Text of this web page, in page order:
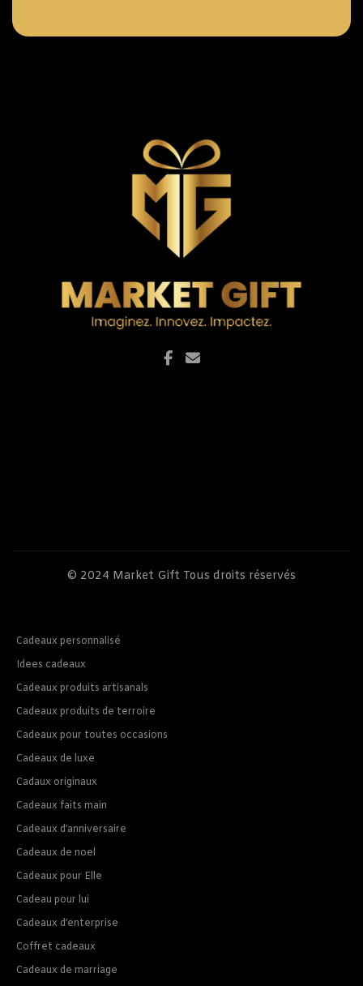
© 2024 Market Gift Tous droits réservés
Cadeaux personnalisé
Idees cadeaux
Cadeaux produits artisanals
Cadeaux produits de terroire
Cadeaux pour toutes occasions
Cadeaux de luxe
Cadaux originaux
Cadeaux faits main
Cadeaux d’anniversaire
Cadeaux de noel
Cadeaux pour Elle
Cadeau pour lui
Cadeaux d’enterprise
Coffret cadeaux
Cadeaux de marriage